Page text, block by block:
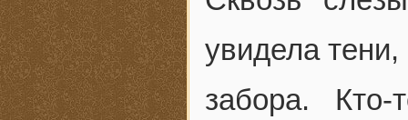
увидела
забора.